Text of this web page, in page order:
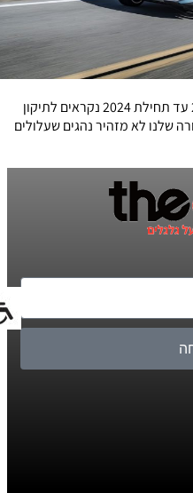
רוב דגמי ב.מ.וו שיוצרו מאמצע 2022 עד תחילת 2024 נקראים לתיקון
לא מזהיר נהגים שעלולים